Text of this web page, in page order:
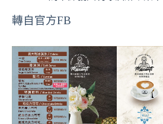
轉自官方FB